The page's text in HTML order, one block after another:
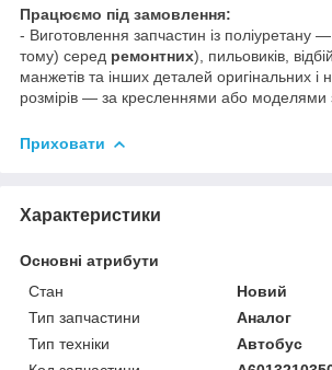
Працюємо під замовлення:
- Виготовлення запчастин із поліуретану
тому) серед ремонтних), пильовиків,
манжетів та інших деталей оригінальних і
розмірів — за кресленнями або моделями
Приховати
Характеристики
Основні атрибути
Стан
Новий
Тип запчастини
Аналог
Тип техніки
Автобус